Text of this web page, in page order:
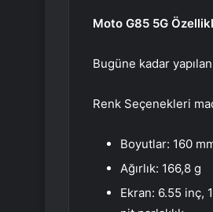
Moto G85 5G
Bugüne kadar
Renk Seçenekleri
Boyutlar: 160
Ağırlık: 166,8 g
Ekran: 6.55 inç,